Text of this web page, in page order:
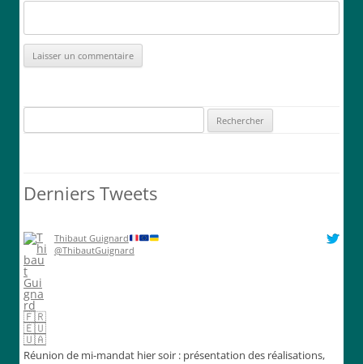
Derniers Tweets
Thibaut Guignard
@ThibautGuignard
Réunion de mi-mandat hier soir : présentation des réalisations,